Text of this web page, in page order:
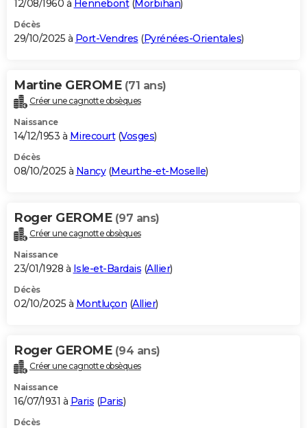
12/08/1960 à Hennebont(Morbihan)
Décès
29/10/2025 à Port-Vendres (Pyrénées-Orientales)
Martine GEROME (71 ans)
Créer une cagnotte obsèques
Naissance
14/12/1953 à Mirecourt(Vosges)
Décès
08/10/2025 à Nancy(Meurthe-et-Moselle)
Roger GEROME (97 ans)
Créer une cagnotte obsèques
Naissance
23/01/1928 à Isle-et-Bardais (Allier)
Décès
02/10/2025 à Montluçon (Allier)
Roger GEROME (94 ans)
Créer une cagnotte obsèques
Naissance
16/07/1931 à Paris (Paris)
Décès